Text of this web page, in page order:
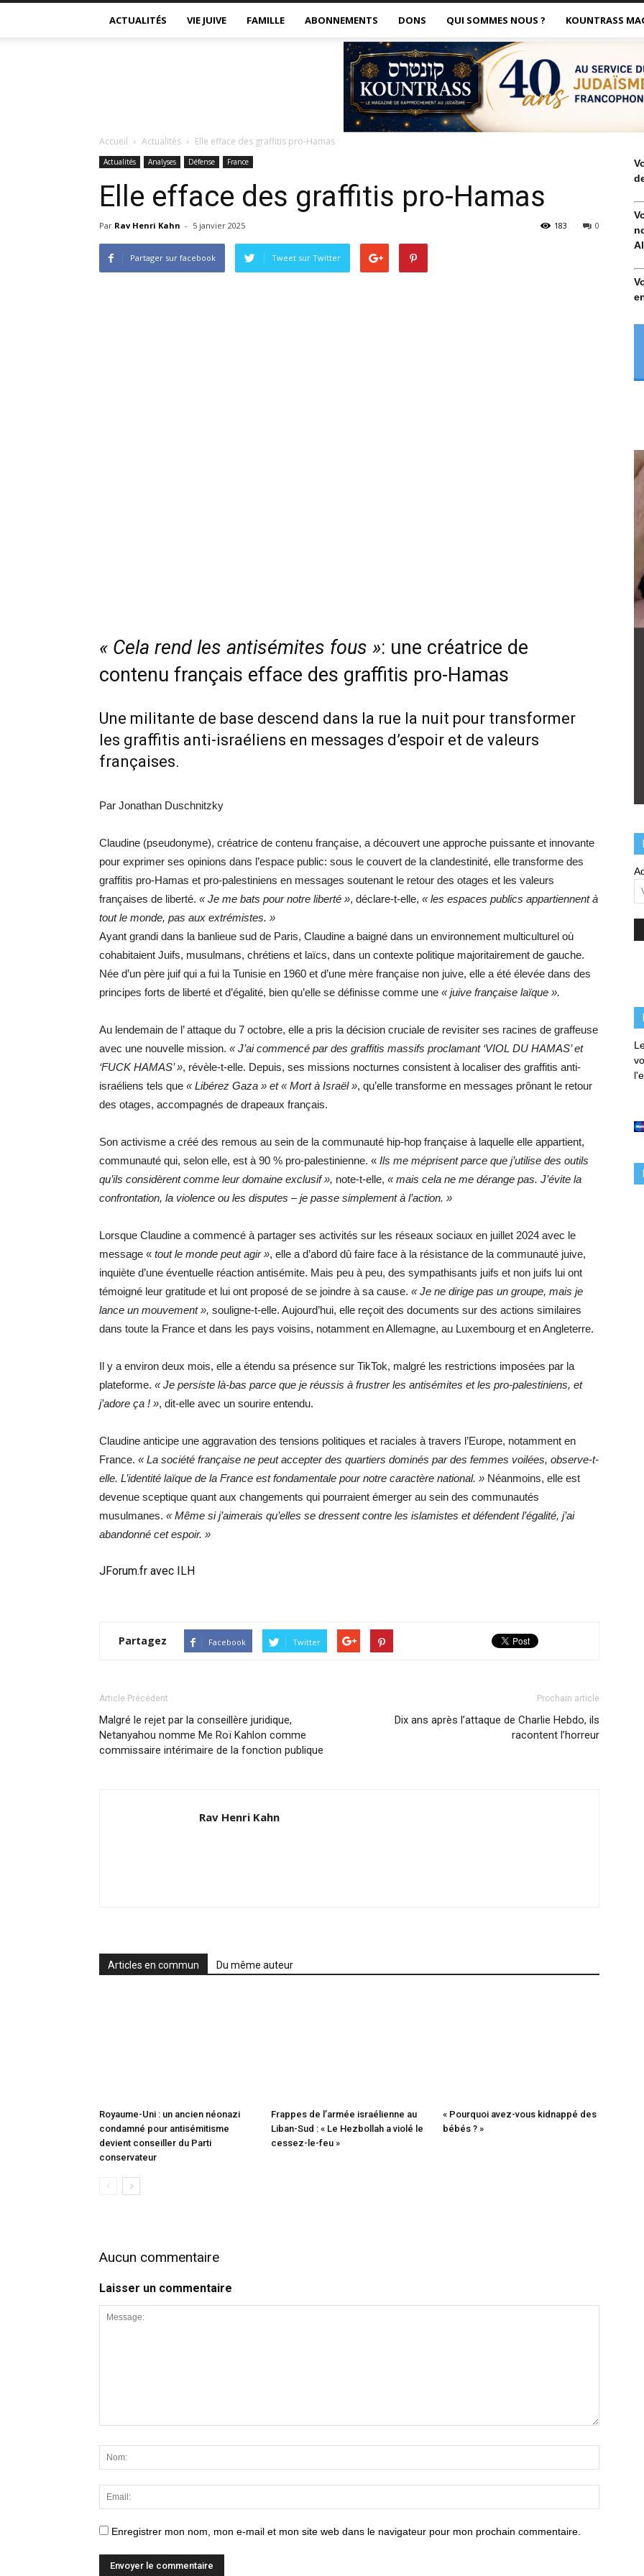
ACTUALITÉS VIE JUIVE FAMILLE ABONNEMENTS DONS QUI SOMMES NOUS ? KOUNTRASS
Accueil Actualités Elle efface des graffitis pro-Hamas
Actualités Analyses Défense France
Elle efface des graffitis pro-Hamas
Par Rav Henri Kahn - 5 janvier 2025 0
183
Partager sur facebook Tweet sur Twitter
« Cela rend les antisémites fous »: une créatrice de
contenu français efface des graffitis pro-Hamas
Une militante de base descend dans la rue la nuit pour transformer
les graffitis anti-israéliens en messages d’espoir et de valeurs
françaises.
Par Jonathan Duschnitzky
Claudine (pseudonyme), créatrice de contenu française, a découvert une approche puissante et innovante
pour exprimer ses opinions dans l’espace public: sous le couvert de la clandestinité, elle transforme des
graffitis pro-Hamas et pro-palestiniens en messages soutenant le retour des otages et les valeurs
françaises de liberté. « Je me bats pour notre liberté », déclare-t-elle, « les espaces publics appartiennent à
tout le monde, pas aux extrémistes. »
Ayant grandi dans la banlieue sud de Paris, Claudine a baigné dans un environnement multiculturel où
cohabitaient Juifs, musulmans, chrétiens et laïcs, dans un contexte politique majoritairement de gauche.
Née d’un père juif qui a fui la Tunisie en 1960 et d’une mère française non juive, elle a été élevée dans des
principes forts de liberté et d’égalité, bien qu’elle se définisse comme une « juive française laïque ».
Au lendemain de l’ attaque du 7 octobre, elle a pris la décision cruciale de revisiter ses racines de graffeuse
avec une nouvelle mission. « J’ai commencé par des graffitis massifs proclamant ‘VIOL DU HAMAS’ et
‘FUCK HAMAS’ », révèle-t-elle. Depuis, ses missions nocturnes consistent à localiser des graffitis anti-
israéliens tels que « Libérez Gaza » et « Mort à Israël », qu’elle transforme en messages prônant le retour
des otages, accompagnés de drapeaux français.
Son activisme a créé des remous au sein de la communauté hip-hop française à laquelle elle appartient,
communauté qui, selon elle, est à 90 % pro-palestinienne. « Ils me méprisent parce que j’utilise des outils
qu’ils considèrent comme leur domaine exclusif », note-t-elle, « mais cela ne me dérange pas. J’évite la
confrontation, la violence ou les disputes – je passe simplement à l’action. »
Lorsque Claudine a commencé à partager ses activités sur les réseaux sociaux en juillet 2024 avec le
message « tout le monde peut agir », elle a d’abord dû faire face à la résistance de la communauté juive,
inquiète d’une éventuelle réaction antisémite. Mais peu à peu, des sympathisants juifs et non juifs lui ont
témoigné leur gratitude et lui ont proposé de se joindre à sa cause. « Je ne dirige pas un groupe, mais je
lance un mouvement », souligne-t-elle. Aujourd’hui, elle reçoit des documents sur des actions similaires
dans toute la France et dans les pays voisins, notamment en Allemagne, au Luxembourg et en Angleterre.
Il y a environ deux mois, elle a étendu sa présence sur TikTok, malgré les restrictions imposées par la
plateforme. « Je persiste là-bas parce que je réussis à frustrer les antisémites et les pro-palestiniens, et
j’adore ça ! », dit-elle avec un sourire entendu.
Claudine anticipe une aggravation des tensions politiques et raciales à travers l’Europe, notamment en
France. « La société française ne peut accepter des quartiers dominés par des femmes voilées, observe-t-
elle. L’identité laïque de la France est fondamentale pour notre caractère national. » Néanmoins, elle est
devenue sceptique quant aux changements qui pourraient émerger au sein des communautés
musulmanes. « Même si j’aimerais qu’elles se dressent contre les islamistes et défendent l’égalité, j’ai
abandonné cet espoir. »
JForum.fr avec ILH
Partagez Facebook Twitter
Article Précédent
Malgré le rejet par la conseillère juridique,
Netanyahou nomme Me Roï Kahlon comme
commissaire intérimaire de la fonction publique
Prochain article
Dix ans après l’attaque de Charlie Hebdo, ils
racontent l’horreur
Rav Henri Kahn
Articles en commun Du même auteur
Royaume-Uni : un ancien néonazi
condamné pour antisémitisme
devient conseiller du Parti
conservateur
Frappes de l’armée israélienne au
Liban-Sud : « Le Hezbollah a violé le
cessez-le-feu »
« Pourquoi avez-vous kidnappé des
bébés ? »
Aucun commentaire
Laisser un commentaire
Enregistrer mon nom, mon e-mail et mon site web dans le navigateur pour mon prochain commentaire.